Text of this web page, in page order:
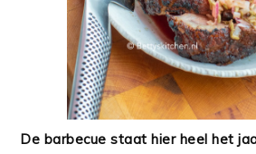
De barbecue staat hier heel het